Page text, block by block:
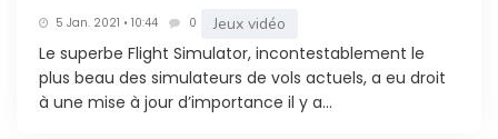
5 Jan. 2021 • 10:44 0 Jeux vidéo
Le superbe Flight Simulator, incontestablement le
plus beau des simulateurs de vols actuels, a eu droit
à une mise à jour d’importance il y a...